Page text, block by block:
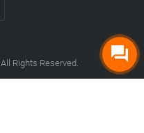
. All Rights Reserved.